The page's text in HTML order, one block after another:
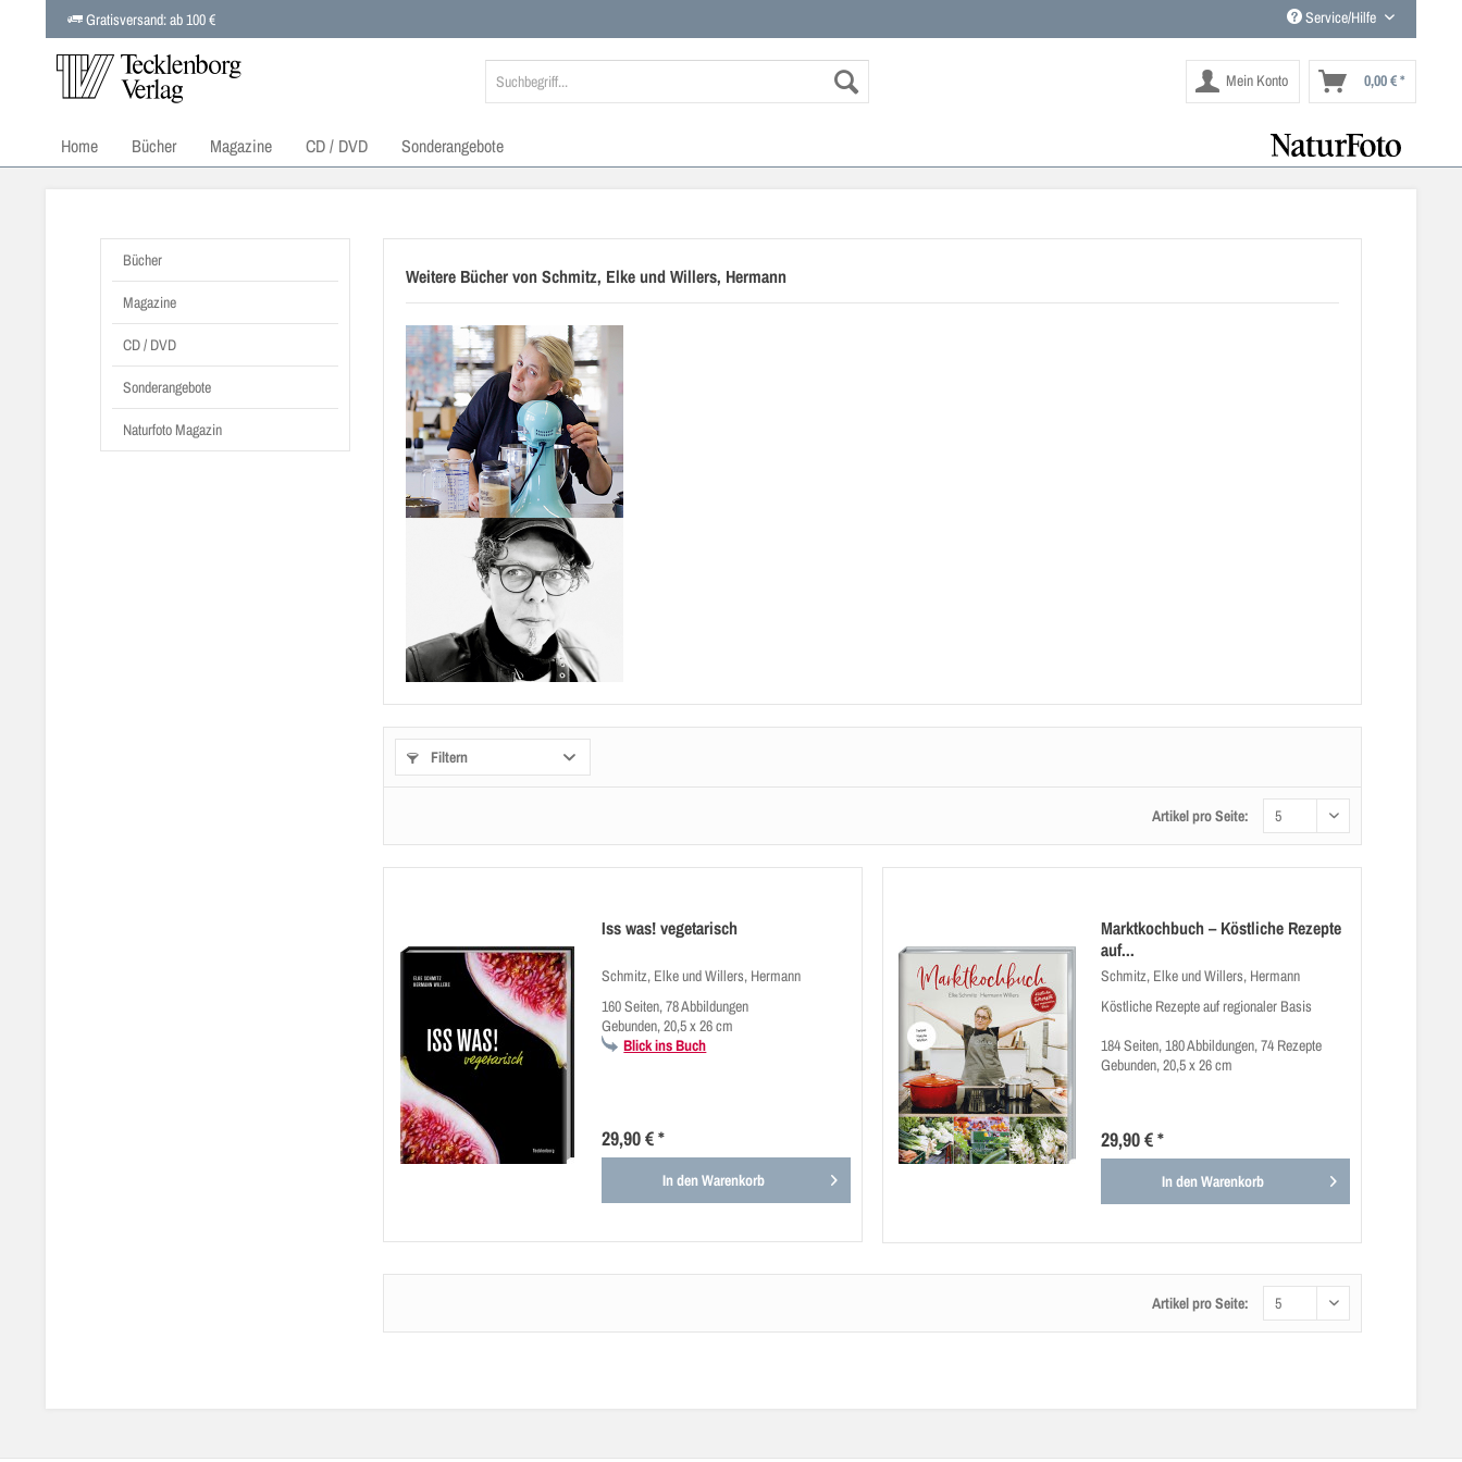
Gratisversand: ab 100 € Service/Hilfe
Mein Konto 0,00 € *
Home Bücher Magazine CD / DVD Sonderangebote
Bücher
Magazine
CD / DVD
Sonderangebote
Naturfoto Magazin
Weitere Bücher von Schmitz, Elke und Willers, Hermann
Filtern
Artikel pro Seite:
Iss was! vegetarisch
Schmitz, Elke und Willers, Hermann
160 Seiten, 78 Abbildungen
Gebunden, 20,5 x 26 cm
Blick ins Buch
29,90 € *
In denWarenkorb
Marktkochbuch – Köstliche Rezepte
auf...
Schmitz, Elke und Willers, Hermann
Köstliche Rezepte auf regionaler Basis
184 Seiten, 180 Abbildungen, 74 Rezepte
Gebunden, 20,5 x 26 cm
29,90 € *
In denWarenkorb
Artikel pro Seite: